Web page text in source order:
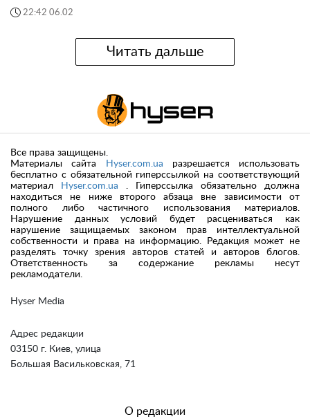
22:42 06.02
Читать дальше
Hyser Media
Адрес редакции
03150 г. Киев, улица
Большая Васильковская, 71
Все права защищены.
Материалы сайта
Hyser.com.ua разрешается использовать
бесплатно с обязательной гиперссылкой на соответствующий
материал
Hyser.com.ua . Гиперссылка обязательно должна
находиться не ниже второго абзаца вне зависимости от
полного либо частичного использования материалов.
Нарушение данных условий будет расцениваться как
нарушение защищаемых законом прав интеллектуальной
собственности и права на информацию. Редакция может не
разделять точку зрения авторов статей и авторов блогов.
Ответственность за содержание рекламы несут
рекламодатели.
О редакции